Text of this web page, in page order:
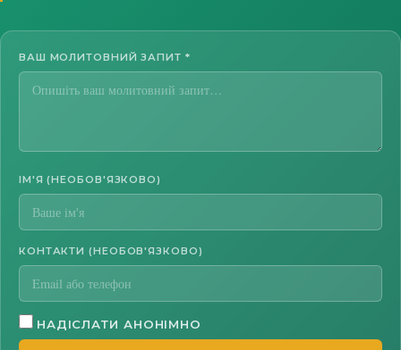
ВАШ МОЛИТОВНИЙ ЗАПИТ *
ІМ'Я (НЕОБОВ'ЯЗКОВО)
КОНТАКТИ (НЕОБОВ'ЯЗКОВО)
НАДІСЛАТИ АНОНІМНО